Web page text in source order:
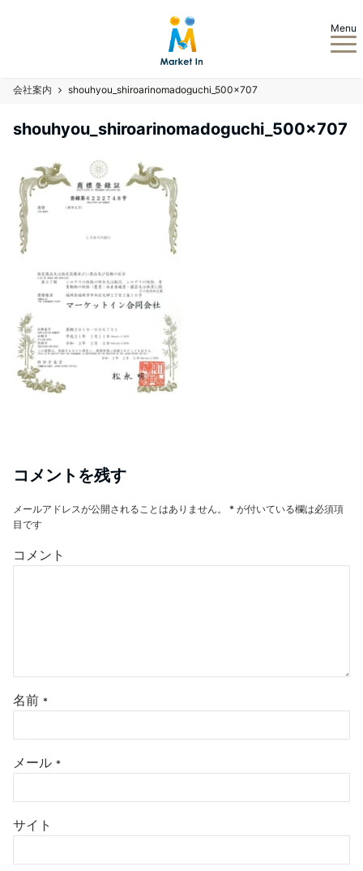
Menu
会社案内 shouhyou_shiroarinomadoguchi_500×707
shouhyou_shiroarinomadoguchi_500×707
コメントを残す
メールアドレスが公開されることはありません。 * が付いている欄は必須項
目です
コメント
名前 *
メール *
サイト